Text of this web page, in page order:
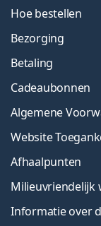
Hoe bestellen
Bezorging
Betaling
Cadeaubonnen
Algemene
Website
Afhaalpunten
Milieuvriendelijk
Informatie over